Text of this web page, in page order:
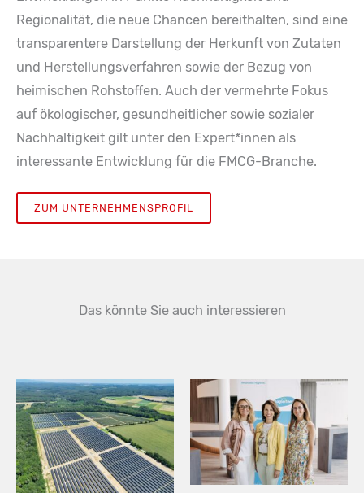
Regionalität, die neue Chancen bereithalten, sind eine
transparentere Darstellung der Herkunft von Zutaten
und Herstellungsverfahren sowie der Bezug von
heimischen Rohstoffen. Auch der vermehrte Fokus
auf ökologischer, gesundheitlicher sowie sozialer
Nachhaltigkeit gilt unter den Expert*innen als
interessante Entwicklung für die FMCG-Branche.
ZUM UNTERNEHMENSPROFIL
Das könnte Sie auch interessieren